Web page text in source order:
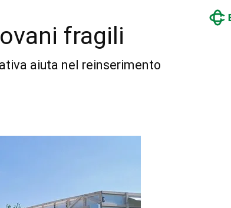
fragili
aiuta nel reinserimento